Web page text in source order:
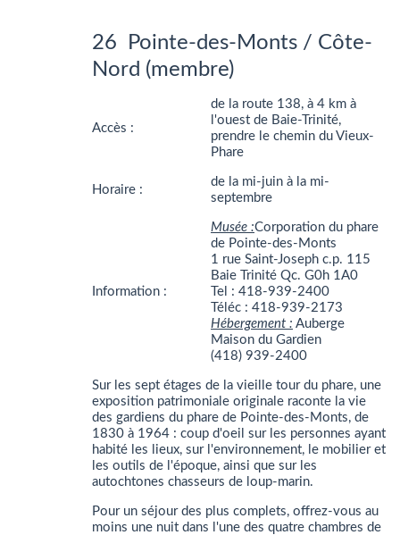
26 Pointe-des-Monts / Côte-
Nord (membre)
Accès :
de la route 138, à 4 km à
l'ouest de Baie-Trinité,
prendre le chemin du Vieux-
Phare
Horaire :
de la mi-juin à la mi-
septembre
Information :
Musée :Corporation du phare
de Pointe-des-Monts
1 rue Saint-Joseph c.p. 115
Baie Trinité Qc. G0h 1A0
Tel : 418-939-2400
Téléc : 418-939-2173
Hébergement : Auberge
Maison du Gardien
(418) 939-2400
Sur les sept étages de la vieille tour du phare, une
exposition patrimoniale originale raconte la vie
des gardiens du phare de Pointe-des-Monts, de
1830 à 1964 : coup d'oeil sur les personnes ayant
habité les lieux, sur l'environnement, le mobilier et
les outils de l'époque, ainsi que sur les
autochtones chasseurs de loup-marin.
Pour un séjour des plus complets, offrez-vous au
moins une nuit dans l'une des quatre chambres de